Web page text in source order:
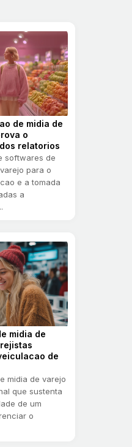
de midia de
o
relatorios
softwares de
para o
e a tomada
a
midia de
de
midia de varejo
que sustenta
de um
o